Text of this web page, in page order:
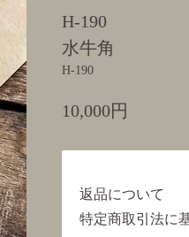
H-190
水牛角
H-190
10,000円
返品について
特定商取引法に